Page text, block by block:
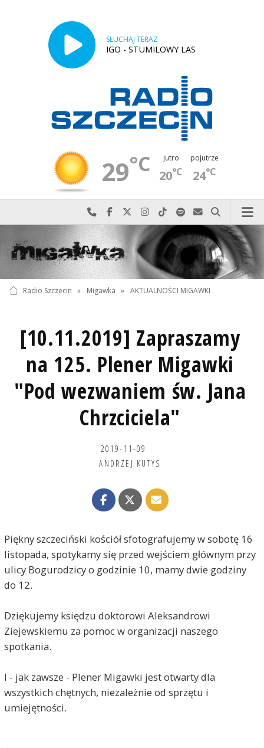
SŁUCHAJ TERAZ
IGO - STUMILOWY LAS
29°C jutro
20°C
pojutrze
24°C
Najlepiej po prostu do nas zadzwoń
Odwiedź nas na Facebook-u
Odwiedź nas na X
Odwiedź nas na Instagram-ie
Odwiedź nas na TikTok-u
Szukaj nas na Spotify
Wyślij do nas
Szukaj
Radio Szczecin » Migawka » AKTUALNOŚCI MIGAWKI
[10.11.2019] Zapraszamy
na 125. Plener Migawki
"Pod wezwaniem św. Jana
Chrzciciela"
2019-11-09
ANDRZEJ KUTYS
Piękny szczeciński kościół sfotografujemy w sobotę 16
listopada, spotykamy się przed wejściem głównym przy
ulicy Bogurodzicy o godzinie 10, mamy dwie godziny
do 12.
Dziękujemy księdzu doktorowi Aleksandrowi
Ziejewskiemu za pomoc w organizacji naszego
spotkania.
I - jak zawsze - Plener Migawki jest otwarty dla
wszystkich chętnych, niezależnie od sprzętu i
umiejętności.